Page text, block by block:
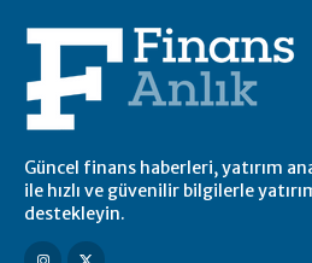
Güncel finans haberleri, yatırım
ile hızlı ve güvenilir bilgilerle
destekleyin.